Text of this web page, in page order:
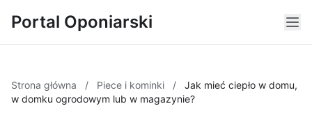
Portal Oponiarski
Strona główna / Piece i kominki /
Jak mieć ciepło w domu,
w domku ogrodowym lub w magazynie?